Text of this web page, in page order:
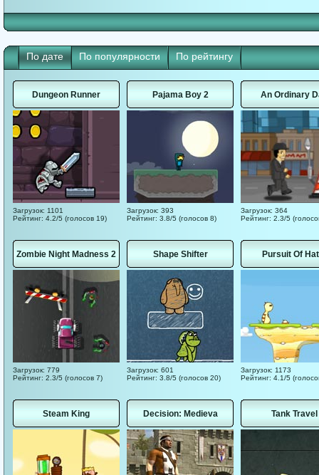
По дате По популярности По рейтингу
Dungeon Runner
Загрузок: 1101
Рейтинг: 4.2/5 (голосов 19)
Pajama Boy 2
Загрузок: 393
Рейтинг: 3.8/5 (голосов 8)
An Ordinary
Загрузок: 364
Рейтинг: 2.3/5
Zombie Night Madness 2
Загрузок: 779
Рейтинг: 2.3/5 (голосов 7)
Shape Shifter
Загрузок: 601
Рейтинг: 3.8/5 (голосов 20)
Pursuit Of
Загрузок: 1173
Рейтинг: 4.1/5
Steam King Decision: Medieva Tank Travel